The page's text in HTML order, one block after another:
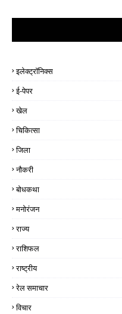
इलेक्ट्रॉनिक्स
ई-पेपर
खेल
चिकित्सा
जिला
नौकरी
बोधकथा
मनोरंजन
राज्य
राशिफल
राष्ट्रीय
रेल समाचार
विचार